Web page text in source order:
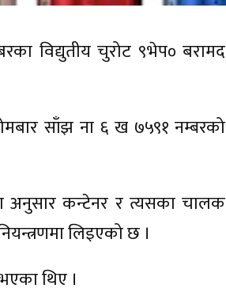
विद्युतीय चुरोट ९भेप० बरामद
साँझ ना ६ ख ७५९१ नम्बरको
अनुसार कन्टेनर र त्यसका चालक
लिइएको छ ।
थिए ।